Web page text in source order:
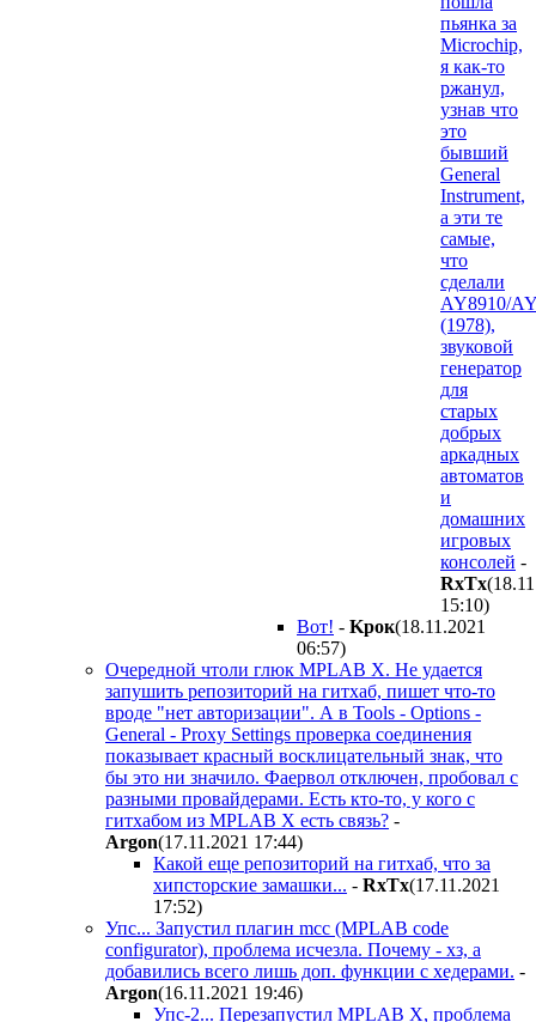
пьянка за
Microchip,
я как-то
ржанул,
узнав что
это
бывший
General
Instrument,
а эти те
самые,
что
сделали
AY8910/
(1978),
звуковой
генератор
для
старых
добрых
аркадных
автоматов
и
домашних
игровых
консолей -
RxTx
15:10)
Вот! - Kpoк(18.11.2021
06:57)
Очередной чтоли глюк MPLAB X. Не удается
запушить репозиторий на гитхаб, пишет что-то
вроде "нет авторизации". А в Tools - Options -
General - Proxy Settings проверка соединения
показывает красный восклицательный знак, что
бы это ни значило. Фаервол отключен, пробовал с
разными провайдерами. Есть кто-то, у кого с
гитхабом из MPLAB X есть связь? -
Argon(17.11.2021 17:44)
Какой еще репозиторий на гитхаб, что за
хипсторские замашки... - RxTx(17.11.2021
17:52)
Упс... Запустил плагин mcc (MPLAB code
configurator), проблема исчезла. Почему - хз, а
добавились всего лишь доп. функции с хедерами. -
Argon(16.11.2021 19:46)
Упс-2... Перезапустил MPLAB X, проблема